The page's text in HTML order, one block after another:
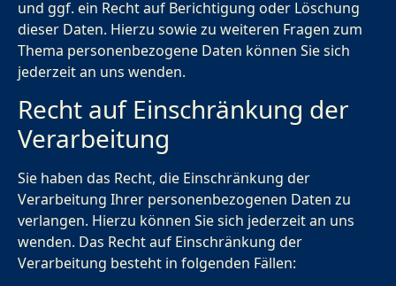
und ggf. ein Recht auf Berichtigung oder Löschung
dieser Daten. Hierzu sowie zu weiteren Fragen zum
Thema personenbezogene Daten können Sie sich
jederzeit an uns wenden.
Recht auf Einschränkung der
Verarbeitung
Sie haben das Recht, die Einschränkung der
Verarbeitung Ihrer personenbezogenen Daten zu
verlangen. Hierzu können Sie sich jederzeit an uns
wenden. Das Recht auf Einschränkung der
Verarbeitung besteht in folgenden Fällen: